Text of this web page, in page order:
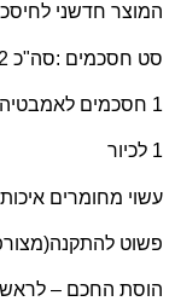
המוצר חדשני
סט חסכמים :סה"כ 2חסכמים
1 חסכמים לאמבטיהמקלחת
1 לכיור
עשוי מחומרים
פשוט
הוסת החכם – לראש